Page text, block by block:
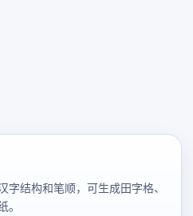
字结构和笔顺，可生成田字格、
。